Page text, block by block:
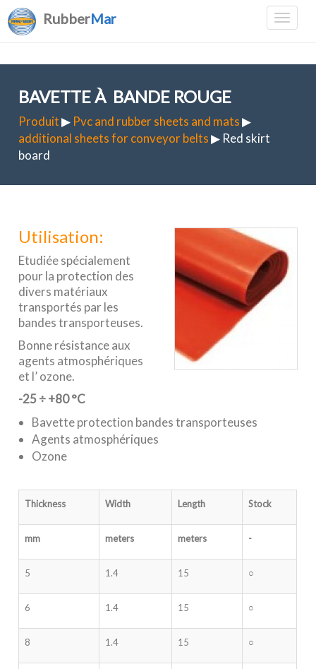
RubberMar
BAVETTE À BANDE ROUGE
Produit▶ Pvc and rubber sheets and mats▶
additional sheets for conveyor belts▶ Red skirt
board
Utilisation:
Etudiée spécialement
pour la protection des
divers matériaux
transportés par les
bandes transporteuses.
Bonne résistance aux
agents atmosphériques
et l’ ozone.
-25÷+80 °C
Bavette protection bandes transporteuses
Agents atmosphériques
Ozone
Thickness Width Length Stock
mm meters meters -
5 1.4 15 ○
6 1.4 15 ○
8 1.4 15 ○